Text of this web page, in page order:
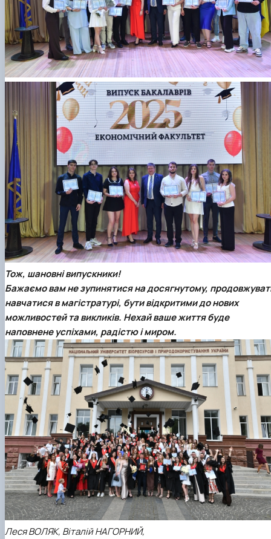
Тож, шановні випускники!
Бажаємо вам не зупинятися на досягнутому,
навчатися в магістратурі, бути відкритими до нових
можливостей та викликів. Нехай ваше життя буде
наповнене успіхами, радістю і миром.
Леся ВОЛЯК, Віталій НАГОРНИЙ,